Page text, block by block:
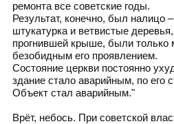
ремонта все советские годы.
Результат, конечно, был налицо
штукатурка и ветвистые
прогнившей крыше, были
безобидным его проявлением.
Состояние церкви постоянно
здание стало аварийным, по его
Объект стал аварийным."
Врёт, небось. При советской